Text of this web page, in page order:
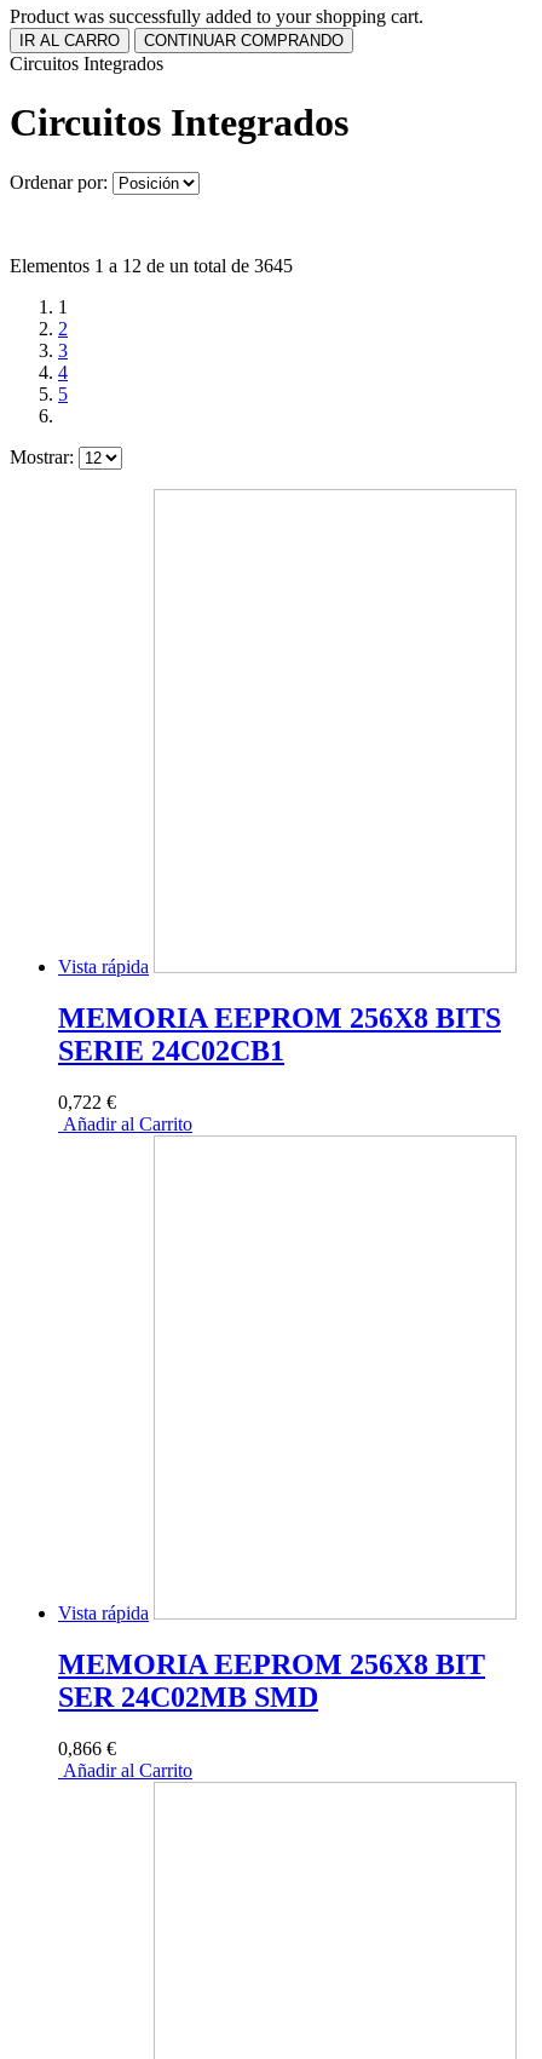
Product was successfully added to your shopping cart.
IR AL CARRO CONTINUAR COMPRANDO
Circuitos Integrados
Circuitos Integrados
Ordenar por:
Elementos 1 a 12 de un total de 3645
1
2
3
4
5
Mostrar:
Vista rápida
MEMORIA EEPROM 256X8 BITS
SERIE 24C02CB1
0,722 €
Añadir al Carrito
Vista rápida
MEMORIA EEPROM 256X8 BIT
SER 24C02MB SMD
0,866 €
Añadir al Carrito